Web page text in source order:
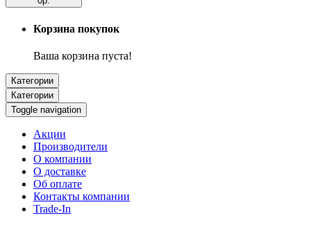
Корзина покупок
Ваша корзина пуста!
Категории
Категории
Toggle navigation
Акции
Производители
О компании
О доставке
Об оплате
Контакты компании
Trade-In